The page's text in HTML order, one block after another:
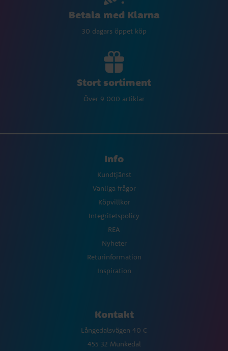
Betala med Klarna
30 dagars öppet köp
Stort sortiment
Över 9 000 artiklar
Info
Kundtjänst
Vanliga frågor
Köpvillkor
Integritetspolicy
REA
Nyheter
Returinformation
Inspiration
Kontakt
Långedalsvägen 40 C
455 32 Munkedal